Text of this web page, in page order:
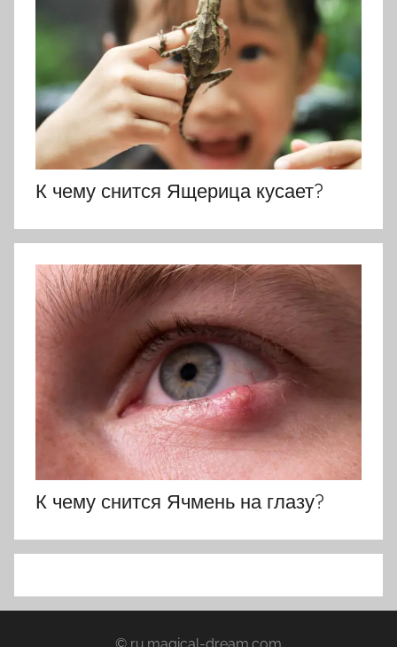
К чему снится Ящерица кусает?
К чему снится Ячмень на глазу?